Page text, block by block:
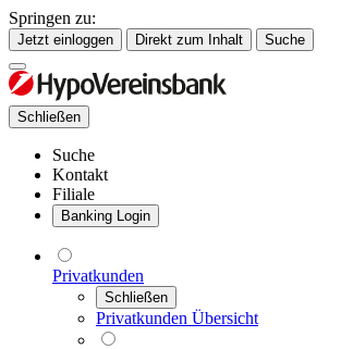
Springen zu:
Jetzt einloggen Direkt zum Inhalt Suche
Schließen
Suche
Kontakt
Filiale
Banking Login
Privatkunden
Schließen
Privatkunden Übersicht